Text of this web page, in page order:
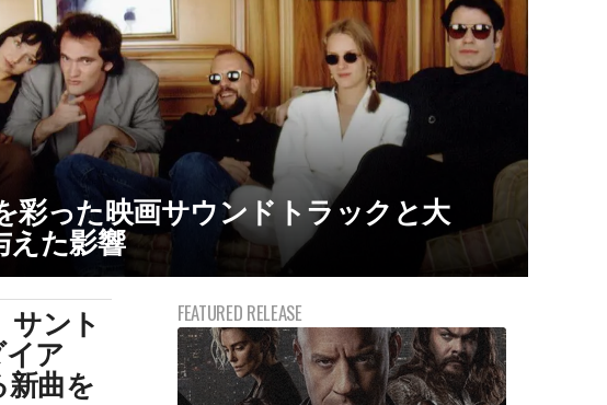
彩った映画サウンドトラックと大
えた影響
サント
ア
曲を
FEATURED RELEASE